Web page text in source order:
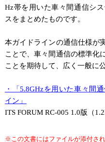
Hz帯を用いた車々間通信シ
スをまとめたものです。
本ガイドラインの通信仕様が
ことで、車々間通信の標準化
ことを期待して、広く一般に
・「5.8GHzを用いた車々間
イン」
ITS FORUM RC-005 1.0版（
※この文書にはファイルが添付され